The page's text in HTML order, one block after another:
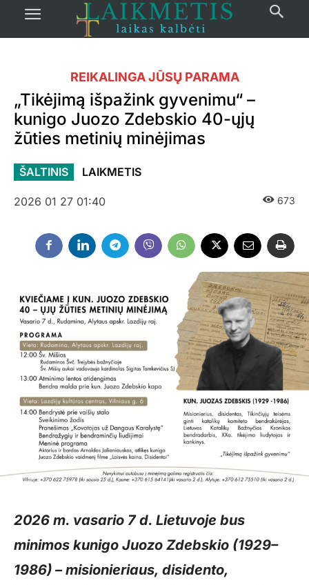
REIKALINGA JŪSŲ PARAMA
„Tikėjimą išpažink gyvenimu“ –
kunigo Juozo Zdebskio 40-ųjų
žūties metinių minėjimas
ŠALTINIS LAIKMETIS
2026 01 27 01:40 673
2026 m. vasario 7 d. Lietuvoje bus
minimos kunigo Juozo Zdebskio (1929–
1986) – misionieriaus, disidento,